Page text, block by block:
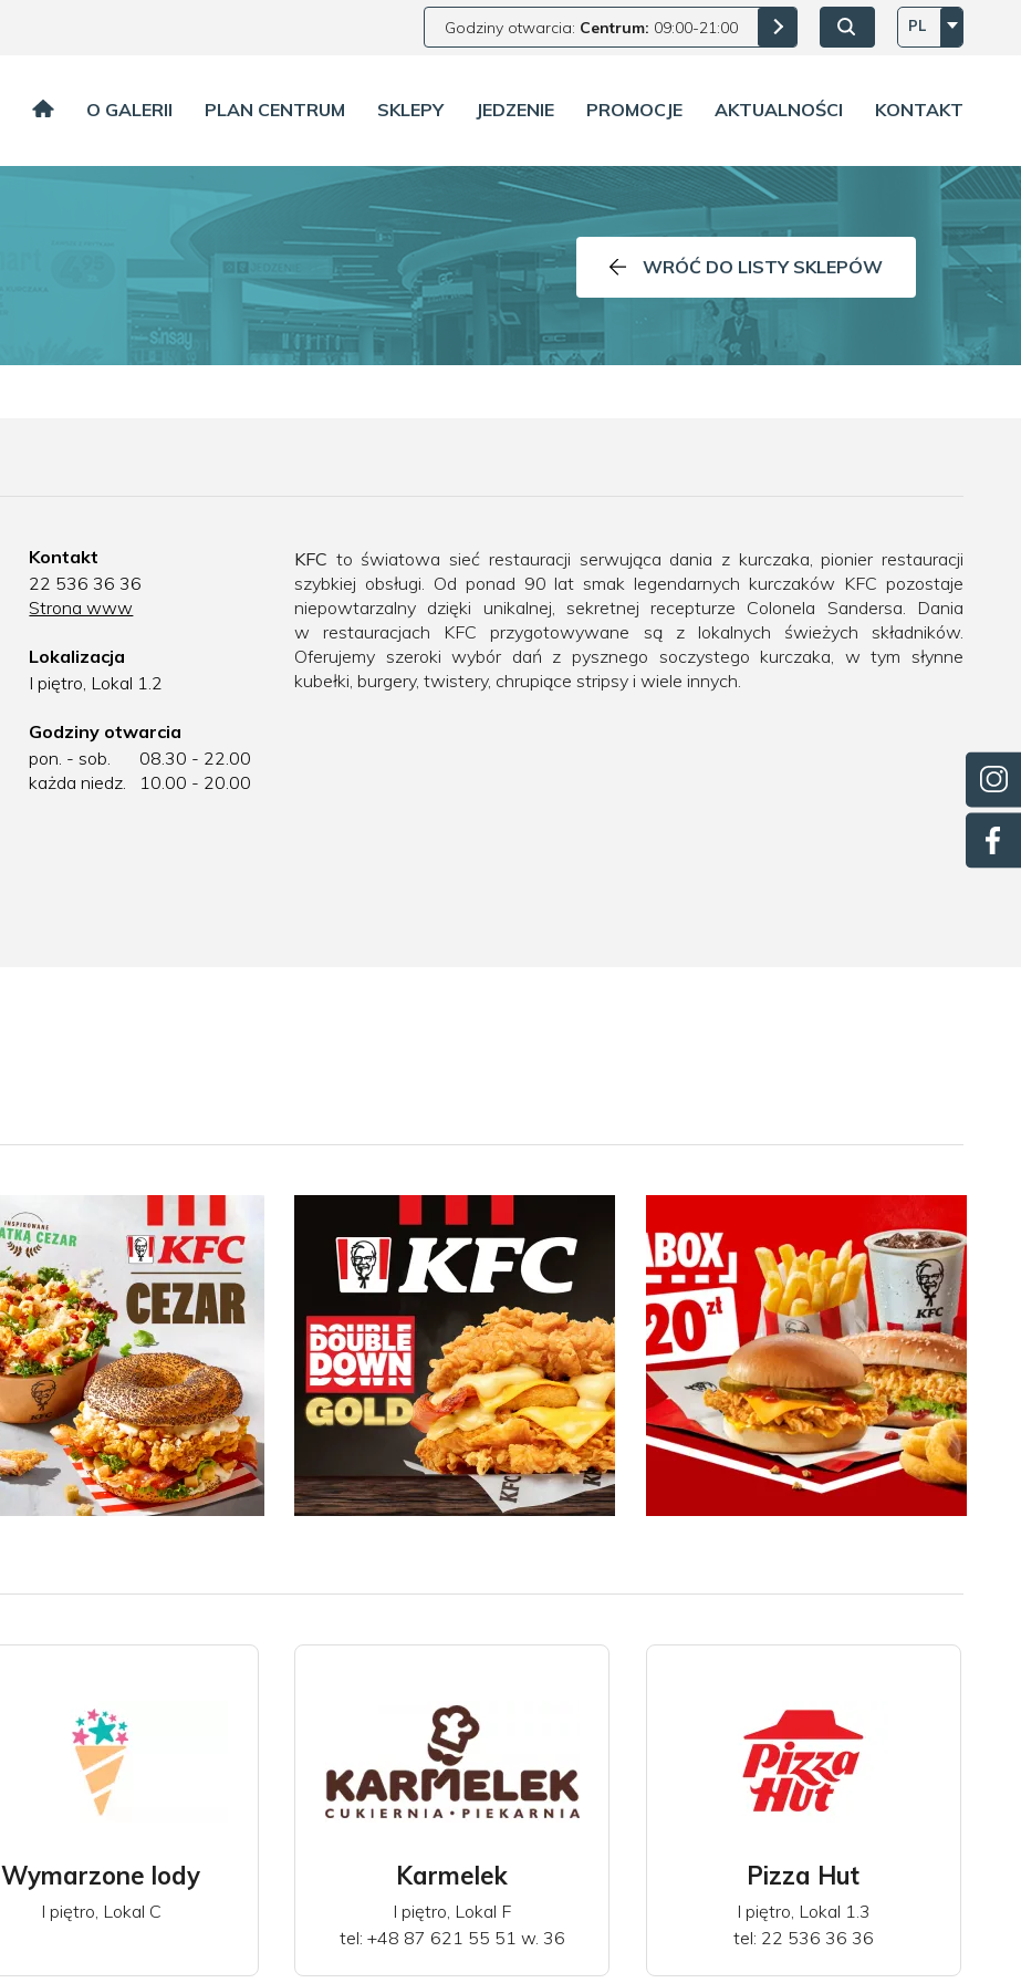
PL
Godziny otwarcia: Centrum: 09:00-21:00
O GALERII PLAN CENTRUM SKLEPY JEDZENIE PROMOCJE AKTUALNOŚCI KONTAKT
WRÓĆ DO LISTY SKLEPÓW
Kontakt
22 536 36 36
Strona www
Lokalizacja
I piętro, Lokal 1.2
Godziny otwarcia
pon. - sob.
08.30 - 22.00
każda niedz.
10.00 - 20.00
KFC to światowa sieć restauracji serwująca dania z kurczaka, pionier restauracji
szybkiej obsługi. Od ponad 90 lat smak legendarnych kurczaków KFC pozostaje
niepowtarzalny dzięki unikalnej, sekretnej recepturze Colonela Sandersa. Dania
w restauracjach KFC przygotowywane są z lokalnych świeżych składników.
Oferujemy szeroki wybór dań z pysznego soczystego kurczaka, w tym słynne
kubełki, burgery, twistery, chrupiące stripsy i wiele innych.
Wymarzone lody
I piętro, Lokal C
Karmelek
I piętro, Lokal F
tel: +48 87 621 55 51 w. 36
Pizza Hut
I piętro, Lokal 1.3
tel: 22 536 36 36